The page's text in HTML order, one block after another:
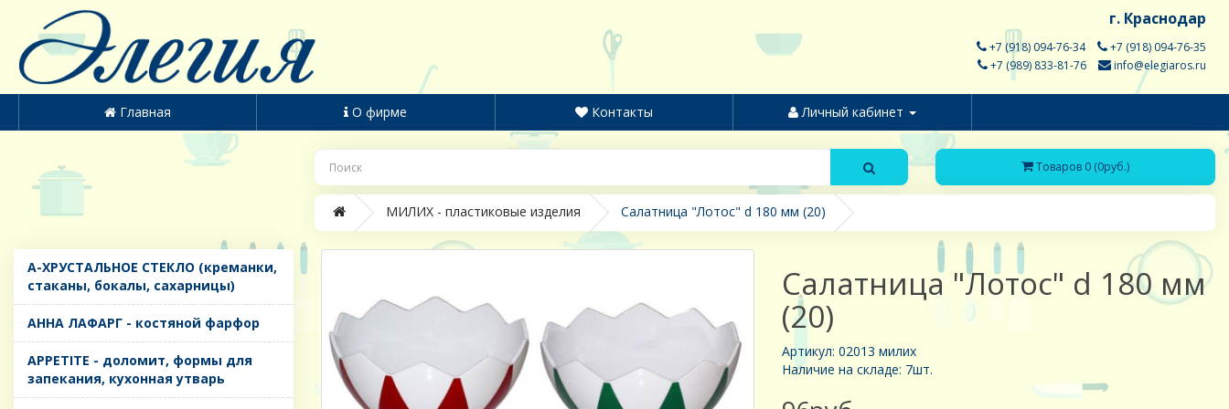
г. Краснодар
+7 (918) 094-76-34
+7 (918) 094-76-35
+7 (989) 833-81-76
info@elegiaros.ru
Главная О фирме Контакты Личный кабинет
Товаров 0 (0руб.)
МИЛИХ - пластиковые изделия Салатница "Лотос" d 180 мм (20)
A-ХРУСТАЛЬНОЕ СТЕКЛО (креманки,
стаканы, бокалы, сахарницы)
AHHA ЛАФАРГ - костяной фарфор
APPETITE - доломит, формы для
запекания, кухонная утварь
Салатница "Лотос" d 180 мм
(20)
Артикул: 02013 милих
Наличие на складе: 7шт.